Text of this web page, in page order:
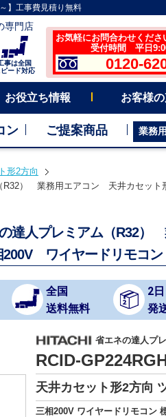
】工事費見積り無料
専門店
事は全国
ピード対応
お気軽にお問合わせくださ
受付時間 平日
0120-
お役立ち情報 お客様
ン ご提案商品 業務
形2方向
） 業務用エアコン 天井カセット
達人プレミアム（R32
ワイヤードリモコ
全国
送料無料
2
発
省エネの達人プ
RCID-
天井カセット形2方向
三相200V ワイヤードリモコン